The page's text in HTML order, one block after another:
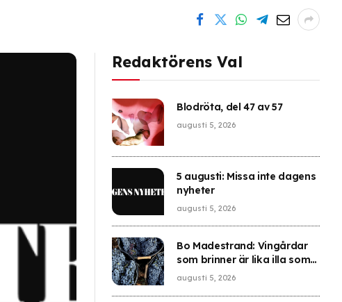
Redaktörens Val
Blodröta, del 47 av 57
augusti 5, 2026
5 augusti: Missa inte dagens
nyheter
augusti 5, 2026
Bo Madestrand: Vingårdar
som brinner är lika illa som
Notre-Dames förstörelse
augusti 5, 2026